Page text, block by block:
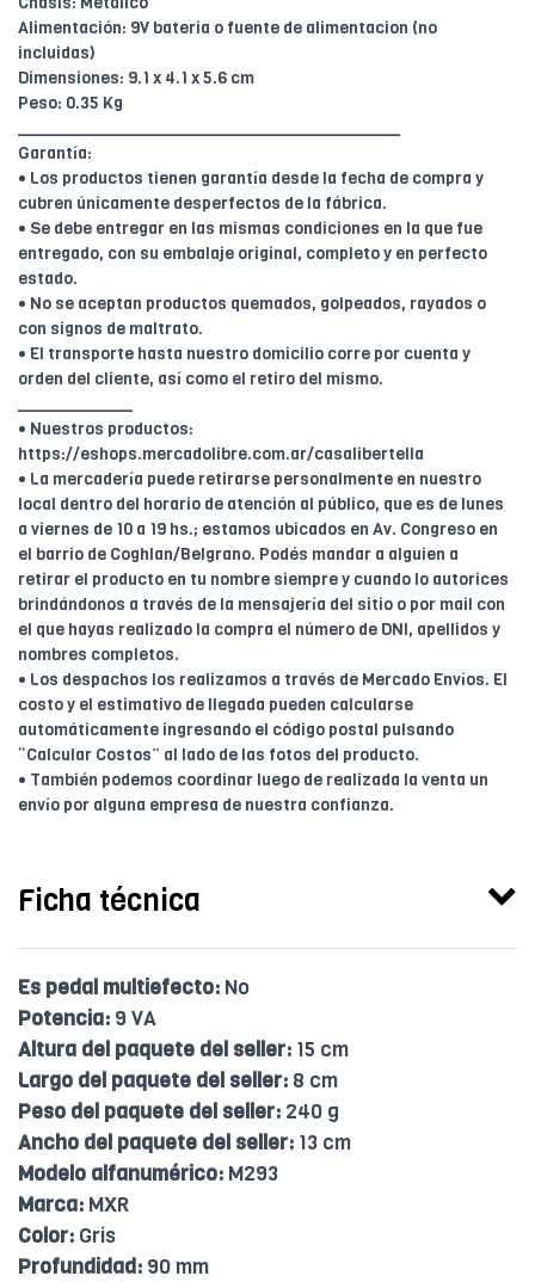
Alimentación: 9V bateria o fuente de alimentacion (no
incluidas)
Dimensiones: 9.1 x 4.1 x 5.6 cm
Peso: 0.35 Kg
Garantía:
• Los productos tienen garantía desde la fecha de compra y
cubren únicamente desperfectos de la fábrica.
• Se debe entregar en las mismas condiciones en la que fue
entregado, con su embalaje original, completo y en perfecto
estado.
• No se aceptan productos quemados, golpeados, rayados o
con signos de maltrato.
• El transporte hasta nuestro domicilio corre por cuenta y
orden del cliente, así como el retiro del mismo.
• Nuestros productos:
https://eshops.mercadolibre.com.ar/casalibertella
• La mercadería puede retirarse personalmente en nuestro
local dentro del horario de atención al público, que es de lunes
a viernes de 10 a 19 hs.; estamos ubicados en Av. Congreso en
el barrio de Coghlan/Belgrano. Podés mandar a alguien a
retirar el producto en tu nombre siempre y cuando lo autorices
brindándonos a través de la mensajería del sitio o por mail con
el que hayas realizado la compra el número de DNI, apellidos y
nombres completos.
• Los despachos los realizamos a través de Mercado Envíos. El
costo y el estimativo de llegada pueden calcularse
automáticamente ingresando el código postal pulsando
“Calcular Costos” al lado de las fotos del producto.
• También podemos coordinar luego de realizada la venta un
envío por alguna empresa de nuestra confianza.
Ficha técnica
Es pedal multiefecto: No
Potencia: 9 VA
Altura del paquete del seller: 15 cm
Largo del paquete del seller: 8 cm
Peso del paquete del seller: 240 g
Ancho del paquete del seller: 13 cm
Modelo alfanumérico: M293
Marca: MXR
Color: Gris
Profundidad: 90 mm